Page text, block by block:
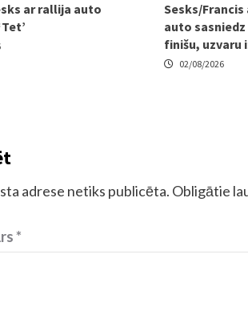
ar rallija auto
Sesks/
auto
finišu, uzvaru
02/08/2026
adrese netiks publicēta. Obligātie
*